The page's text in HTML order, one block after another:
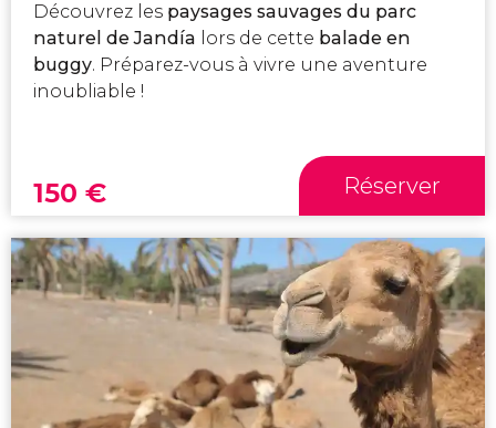
Découvrez les paysages sauvages du parc
naturel de Jandía lors de cette balade en
buggy. Préparez-vous à vivre une aventure
inoubliable !
150 € Réserver